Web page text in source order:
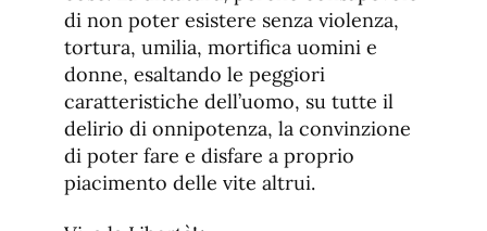
di non poter esistere senza violenza,
tortura, umilia, mortifica uomini e
donne, esaltando le peggiori
caratteristiche dell’uomo, su tutte il
delirio di onnipotenza, la convinzione
di poter fare e disfare a proprio
piacimento delle vite altrui.